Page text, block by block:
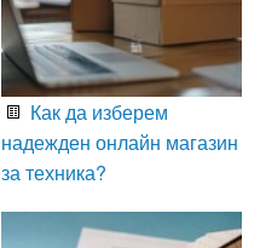
Как да изберем
надежден онлайн магазин
за техника?